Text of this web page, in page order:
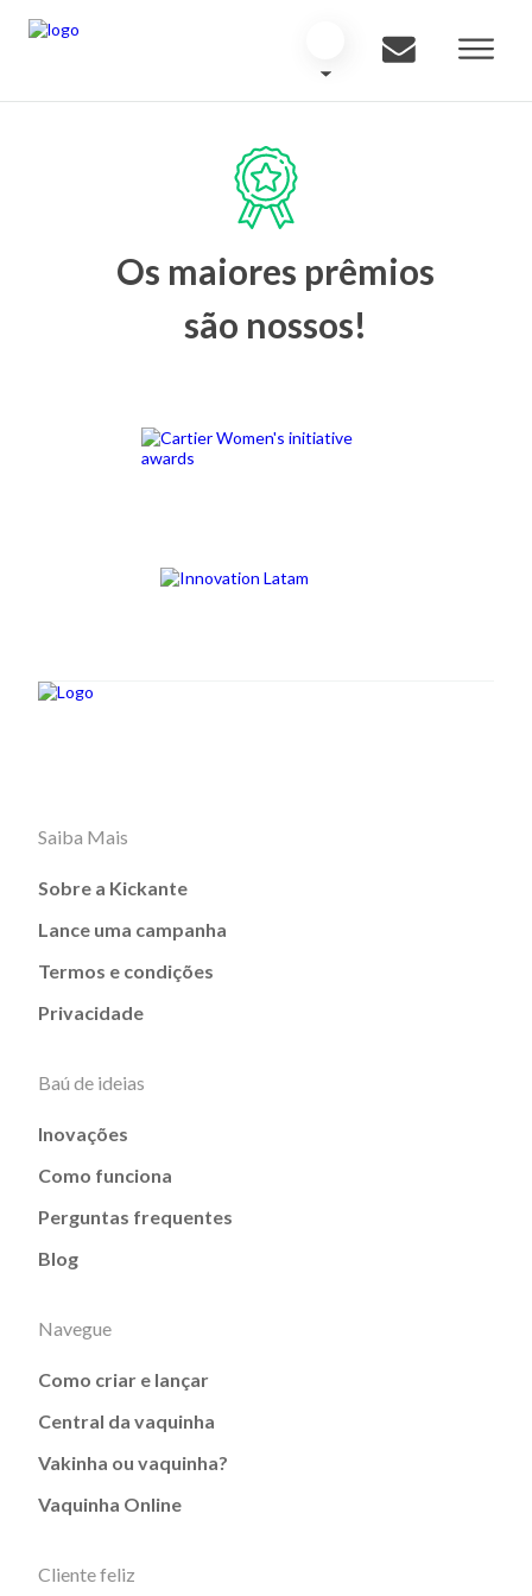
Os maiores prêmios
são nossos!
Saiba Mais
Sobre a Kickante
Lance uma campanha
Termos e condições
Privacidade
Baú de ideias
Inovações
Como funciona
Perguntas frequentes
Blog
Navegue
Como criar e lançar
Central da vaquinha
Vakinha ou vaquinha?
Vaquinha Online
Cliente feliz